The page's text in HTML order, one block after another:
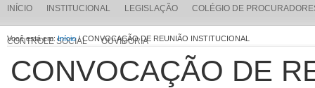
INÍCIO INSTITUCIONAL LEGISLAÇÃO COLÉGIO DE
CONTROLE SOCIAL OUVIDORIA
Você está em:Início/ CONVOCAÇÃO DE REUNIÃO INSTITUCIONAL
CONVOCAÇÃO DE